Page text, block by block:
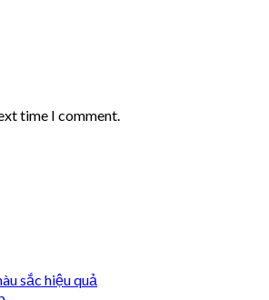
time I comment.
sắc hiệu quả